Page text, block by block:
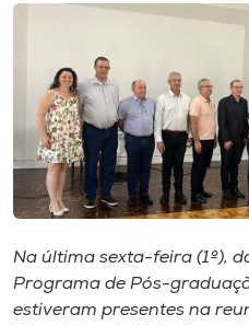
CPA
Biblioteca
Editora
Rádio
Na última sexta-feira (1º),
Programa de Pós-
estiveram presentes na